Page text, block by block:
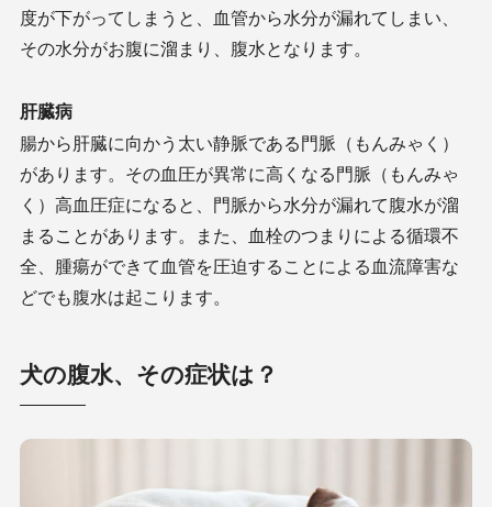
度が下がってしまうと、血管から水分が漏れてしまい、
その水分がお腹に溜まり、腹水となります。
肝臓病
腸から肝臓に向かう太い静脈である門脈（もんみゃく）
があります。その血圧が異常に高くなる門脈（もんみゃ
く）高血圧症になると、門脈から水分が漏れて腹水が溜
まることがあります。また、血栓のつまりによる循環不
全、腫瘍ができて血管を圧迫することによる血流障害な
どでも腹水は起こります。
犬の腹水、その症状は？